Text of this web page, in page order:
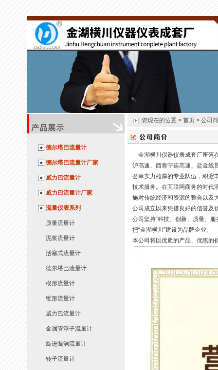
德尔塔巴流量计
德尔塔巴流量计厂家
威力巴流量计
威力巴流量计厂家
流量仪表系列
质量流量计
泥浆流量计
活塞式流量计
德尔塔巴流量计
楔形流量计
锥形流量计
威力巴流量计
金属管浮子流量计
旋进漩涡流量计
转子流量计
您现在的位置 > 首页 > 公司
金湖横川仪器仪表成套厂座落
沪高速、西靠宁连高速、盐金线
荟萃实力雄厚的专业队伍，积淀
技术服务。在互联网商务的时代
施对传统经济和资源的整合以及
公司成立以来凭借良好的信誉及
公司坚持“科技、创新、质量、
把“金湖横川”建设为品牌企业。
本公司将以优质的产品、优惠的